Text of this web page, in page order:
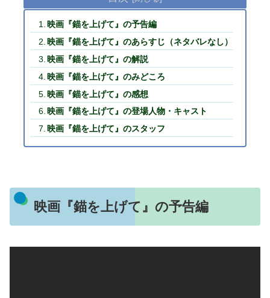
映画『錨を上げて』の予告編
映画『錨を上げて』のあらすじ（ネタバレなし）
映画『錨を上げて』の解説
映画『錨を上げて』のみどころ
映画『錨を上げて』の感想
映画『錨を上げて』の登場人物・キャスト
映画『錨を上げて』のスタッフ
映画『錨を上げて』の予告編